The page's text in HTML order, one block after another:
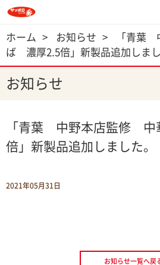
ホーム > お知らせ >
「青葉
ば 濃厚2.5倍」新製品追加しまし
お知らせ
「青葉 中野本店監修
倍」新製品追加しました。
2021年05月31日
お知らせ一覧へ戻